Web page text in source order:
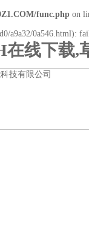
func.php on
a9a32/0a546.html):
线下载